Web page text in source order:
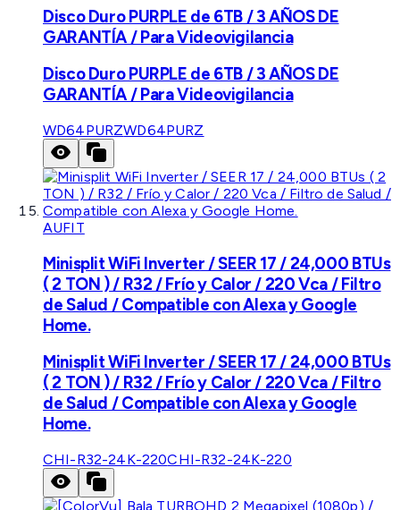
Disco Duro PURPLE de 6TB / 3 AÑOS DE
GARANTÍA / Para Videovigilancia
Disco Duro PURPLE de 6TB / 3 AÑOS DE
GARANTÍA / Para Videovigilancia
WD64PURZWD64PURZ
AUFIT
Minisplit WiFi Inverter / SEER 17 / 24,000 BTUs
( 2 TON ) / R32 / Frío y Calor / 220 Vca / Filtro
de Salud / Compatible con Alexa y Google
Home.
Minisplit WiFi Inverter / SEER 17 / 24,000 BTUs
( 2 TON ) / R32 / Frío y Calor / 220 Vca / Filtro
de Salud / Compatible con Alexa y Google
Home.
CHI-R32-24K-220CHI-R32-24K-220